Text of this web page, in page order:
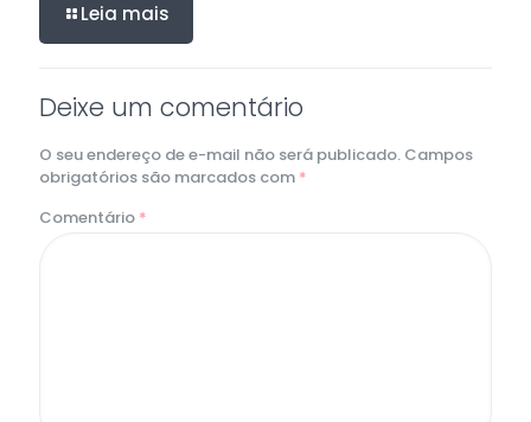
Leia mais
Deixe um comentário
O seu endereço de e-mail não será publicado. Campos
obrigatórios são marcados com *
Comentário *